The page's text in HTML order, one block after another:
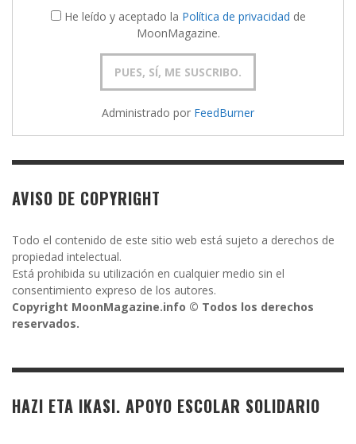
He leído y aceptado la Política de privacidad de
MoonMagazine.
Administrado por FeedBurner
AVISO DE COPYRIGHT
Todo el contenido de este sitio web está sujeto a derechos de
propiedad intelectual.
Está prohibida su utilización en cualquier medio sin el
consentimiento expreso de los autores.
Copyright MoonMagazine.info © Todos los derechos
reservados.
HAZI ETA IKASI. APOYO ESCOLAR SOLIDARIO